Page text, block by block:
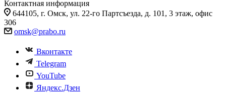
Контактная информация
644105, г. Омск, ул. 22-го Партсъезда, д. 101, 3 этаж, офис
306
omsk@prabo.ru
Вконтакте
Telegram
YouTube
Яндекс.Дзен